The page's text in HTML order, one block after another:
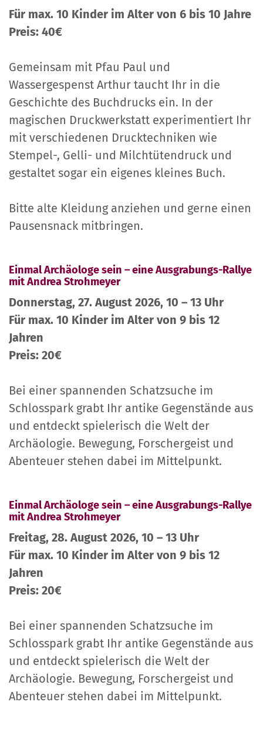
Für max. 10 Kinder im Alter von 6 bis 10 Jahre
Preis: 40€
Gemeinsam mit Pfau Paul und
Wassergespenst Arthur taucht Ihr in die
Geschichte des Buchdrucks ein. In der
magischen Druckwerkstatt experimentiert Ihr
mit verschiedenen Drucktechniken wie
Stempel-, Gelli- und Milchtütendruck und
gestaltet sogar ein eigenes kleines Buch.
Bitte alte Kleidung anziehen und gerne einen
Pausensnack mitbringen.
Einmal Archäologe sein – eine Ausgrabungs-Rallye
mit Andrea Strohmeyer
Donnerstag, 27. August 2026, 10 – 13 Uhr
Für max. 10 Kinder im Alter von 9 bis 12
Jahren
Preis: 20€
Bei einer spannenden Schatzsuche im
Schlosspark grabt Ihr antike Gegenstände aus
und entdeckt spielerisch die Welt der
Archäologie. Bewegung, Forschergeist und
Abenteuer stehen dabei im Mittelpunkt.
Einmal Archäologe sein – eine Ausgrabungs-Rallye
mit Andrea Strohmeyer
Freitag, 28. August 2026, 10 – 13 Uhr
Für max. 10 Kinder im Alter von 9 bis 12
Jahren
Preis: 20€
Bei einer spannenden Schatzsuche im
Schlosspark grabt Ihr antike Gegenstände aus
und entdeckt spielerisch die Welt der
Archäologie. Bewegung, Forschergeist und
Abenteuer stehen dabei im Mittelpunkt.